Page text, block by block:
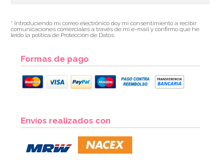
* Introduciendo mi correo electrónico doy mi consentimiento a recibir
comunicaciones comerciales a través de mi e-mail y confirmo que he
leído la política de Protección de Datos.
Formas de pago
Envíos realizados con